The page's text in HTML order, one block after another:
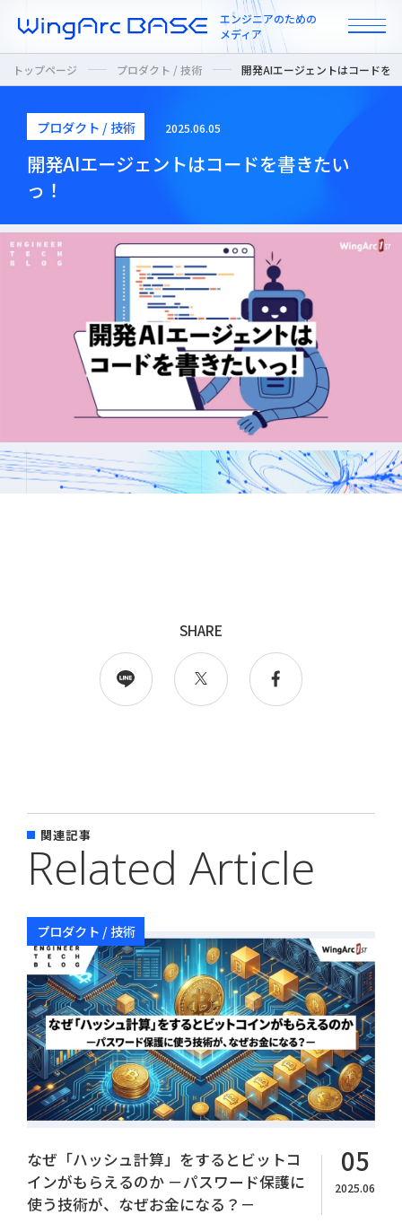
エンジニアのための
メディア
All
インタビュー
カルチャー / 人
ニュース
プロダクト / 技術
採用
WingArc BASEとは
Copyright© WingArc1st Inc. All Rights Reserved.
トップページ プロダクト / 技術 開発AIエージェントはコードを
プロダクト / 技術 2025.06.05
開発AIエージェントはコードを書きたい
っ！
SHARE
関連記事
Related Article
プロダクト / 技術
なぜ「ハッシュ計算」をするとビットコ
インがもらえるのか －パスワード保護に
使う技術が、なぜお金になる？－
05
2025.06